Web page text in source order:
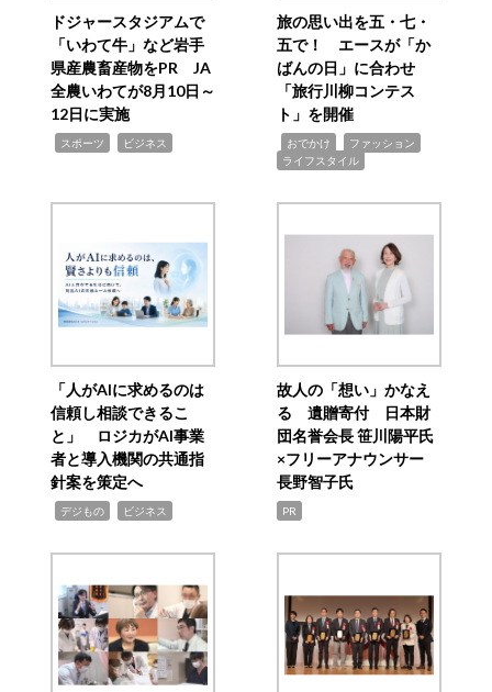
ドジャースタジアムで
「いわて牛」など岩手
県産農畜産物をPR JA
全農いわてが8月10日～
12日に実施
スポーツ ビジネス
旅の思い出を五・七・
五で！ エースが「か
ばんの日」に合わせ
「旅行川柳コンテス
ト」を開催
おでかけ ファッション
ライフスタイル
「人がAIに求めるのは
信頼し相談できるこ
と」 ロジカがAI事業
者と導入機関の共通指
針案を策定へ
デジもの ビジネス
故人の「想い」かなえ
る 遺贈寄付 日本財
団名誉会長 笹川陽平氏
×フリーアナウンサー
長野智子氏
PR